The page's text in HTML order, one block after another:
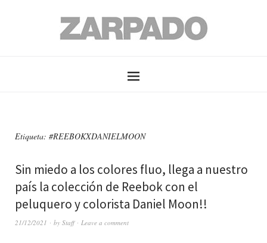
Etiqueta: #REEBOKXDANIELMOON
Sin miedo a los colores fluo, llega a nuestro
país la colección de Reebok con el
peluquero y colorista Daniel Moon!!
21/12/2021 by Staff Leave a comment